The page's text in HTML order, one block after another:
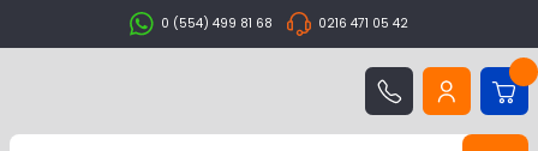
0 (554) 499 81 68 0216 471 05 42